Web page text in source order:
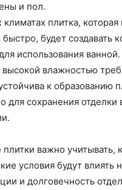
и пол.
плитка, которая
будет создавать
использования ванной.
высокой влажностью
к образованию
для сохранения
важно учитывать,
условия будут влиять
и долговечность